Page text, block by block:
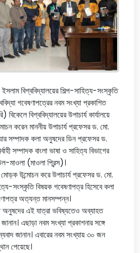
বিশ্ববিদ্যালয়ের শিল্প-সাহিত্য-সংস্কৃতি
গবেষণাপত্রের নবম সংখ্যা প্রকাশিত
বিকেলে বিশ্ববিদ্যালয়ের উপাচার্য কার্যালয়ে
করেন মাননীয় উপাচার্য প্রফেসর ড. মো.
সম্পাদক কলা অনুষদের ডিন প্রফেসর ড.
সম্পাদক বাংলা ভাষা ও সাহিত্য বিভাগের
মাওলা (মাওলা প্রিন্স)।
মোড়ক উন্মোচন করে উপাচার্য প্রফেসর ড. মো.
সংস্কৃতি বিষয়ক গবেষণাপত্র হিসেবে কলা
অত্যন্ত মানসম্পন্ন।
অনুষদের এই যাত্রা ভবিষ্যতেও অব্যাহত
এছাড়া নবম সংখ্যা প্রকাশনার সঙ্গে
জানান। এবারের নবম সংখ্যায় ৩০ জন
পেয়েছে।